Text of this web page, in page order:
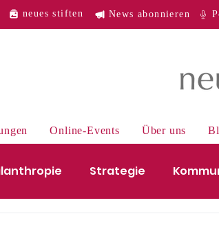
neues stiften News abonnieren
Online-Events Über uns
Strategie